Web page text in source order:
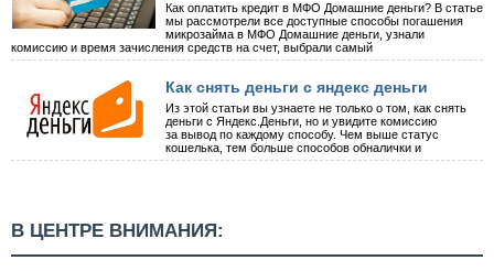
Как оплатить кредит в МФО Домашние деньги? В статье
мы рассмотрели все доступные способы погашения
микрозайма в МФО Домашние деньги, узнали
комиссию и время зачисления средств на счет, выбрали самый
Как снять деньги с яндекс деньги
Из этой статьи вы узнаете не только о том, как снять
деньги с Яндекс.Деньги, но и увидите комиссию
за вывод по каждому способу. Чем выше статус
кошелька, тем больше способов обналички и
В ЦЕНТРЕ ВНИМАНИЯ: